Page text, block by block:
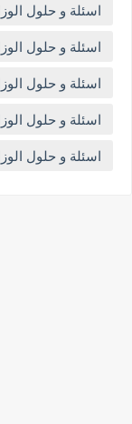
اسئلة و حلول الوزاري
اسئلة و حلول الوزاري
اسئلة و حلول الوزاري
اسئلة و حلول الوزاري
اسئلة و حلول الوزاري